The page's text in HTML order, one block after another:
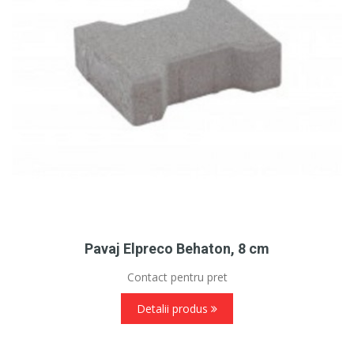
Pavaj Elpreco Behaton, 8 cm
Contact pentru pret
Detalii produs